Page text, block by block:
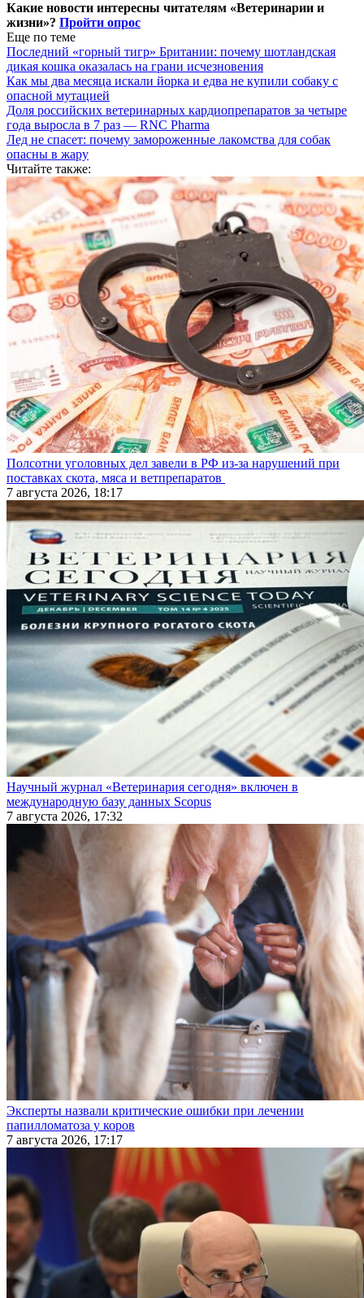
Какие новости интересны читателям «Ветеринарии и
жизни»? Пройти опрос
Еще по теме
Последний «горный тигр» Британии: почему шотландская
дикая кошка оказалась на грани исчезновения
Как мы два месяца искали йорка и едва не купили собаку с
опасной мутацией
Доля российских ветеринарных кардиопрепаратов за четыре
года выросла в 7 раз — RNC Pharma
Лед не спасет: почему замороженные лакомства для собак
опасны в жару
Читайте также:
Полсотни уголовных дел завели в РФ из-за нарушений при
поставках скота, мяса и ветпрепаратов
7 августа 2026, 18:17
Научный журнал «Ветеринария сегодня» включен в
международную базу данных Scopus
7 августа 2026, 17:32
Эксперты назвали критические ошибки при лечении
папилломатоза у коров
7 августа 2026, 17:17